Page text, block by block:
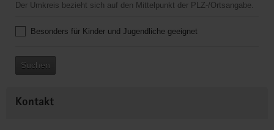
Der Umkreis bezieht sich auf den Mittelpunkt der PLZ-/Ortsangabe.
Besonders für Kinder und Jugendliche geeignet
Suchen
Kontakt